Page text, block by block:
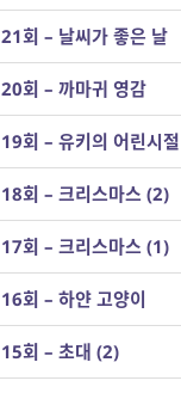
21회 – 날씨가 좋은 날
20회 – 까마귀 영감
19회 – 유키의 어린시절
18회 – 크리스마스 (2)
17회 – 크리스마스 (1)
16회 – 하얀 고양이
15회 – 초대 (2)